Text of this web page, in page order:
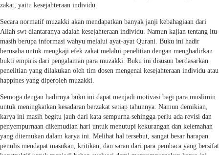
zakat, yaitu kesejahteraan individu.
Secara normatif muzakki akan mendapatkan banyak janji kebahagiaan dari
Allah swt diantaranya adalah kesejahteraan individu. Namun kajian tentang itu
masih berupa informasi wahyu melalui ayat-ayat Qurani. Buku ini hadir
berusaha untuk mengkaji efek zakat melalui penelitian dengan menghadirkan
bukti empiris dari pengalaman para muzakki. Buku ini disusun berdasarkan
penelitian yang dilakukan oleh tim dosen mengenai kesejahteraan individu atau
happines yang diperoleh muzakki.
Semoga dengan hadirnya buku ini dapat menjadi motivasi bagi para muslimin
untuk meningkatkan kesadaran berzakat setiap tahunnya. Namun demikian,
karya ini masih begitu jauh dari kata sempurna sehingga perlu ada revisi dan
penyempurnaan dikemudian hari untuk menutupi kekurangan dan kelemahan
yang ditemukan dalam karya ini. Melihat hal tersebut, sangat besar harapan
penulis mendapat masukan, kritikan, dan saran dari para pembaca yang bersifat